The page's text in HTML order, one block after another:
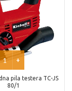
pila testera TC-JS
80/1